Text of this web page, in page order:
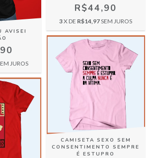
AVISEI
JUROS
R$44,90
3X DE R$14,97SEM JUROS
CAMISETA SEXO SEM
CONSENTIMENTO SEMPRE
É ESTUPRO